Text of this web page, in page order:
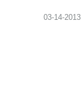
‎03-14-2013